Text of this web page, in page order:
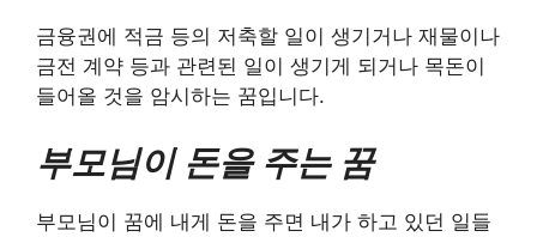
금융권에 적금 등의 저축할 일이 생기거나 재물이나
금전 계약 등과 관련된 일이 생기게 되거나 목돈이
들어올 것을 암시하는 꿈입니다.
부모님이 돈을 주는 꿈
부모님이 꿈에 내게 돈을 주면 내가 하고 있던 일들